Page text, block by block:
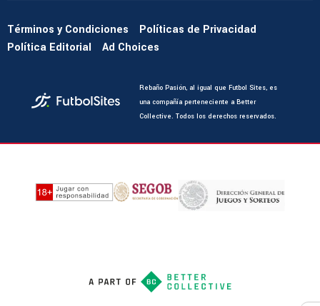
Términos y Condiciones
Políticas de Privacidad
Política Editorial
Ad Choices
Rebaño Pasión, al igual que Futbol Sites, es
una compañía perteneciente a Better
Collective. Todos los derechos reservados.